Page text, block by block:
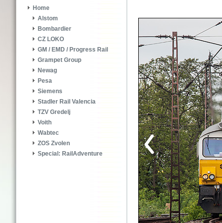
Home
Alstom
Bombardier
CZ LOKO
GM / EMD / Progress Rail
Grampet Group
Newag
Pesa
Siemens
Stadler Rail Valencia
TZV Gredelj
Voith
Wabtec
ZOS Zvolen
Special: RailAdventure